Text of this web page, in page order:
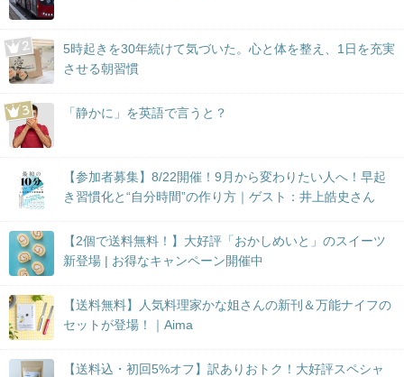
5時起きを30年続けて気づいた。心と体を整え、1日を充実
させる朝習慣
「静かに」を英語で言うと？
【参加者募集】8/22開催！9月から変わりたい人へ！早起
き習慣化と“自分時間”の作り方｜ゲスト：井上皓史さん
【2個で送料無料！】大好評「おかしめいと」のスイーツ
新登場 | お得なキャンペーン開催中
【送料無料】人気料理家かな姐さんの新刊＆万能ナイフの
セットが登場！｜Aima
【送料込・初回5%オフ】訳ありおトク！大好評スペシャ